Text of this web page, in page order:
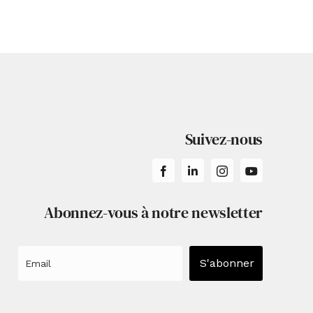
Suivez-nous
Abonnez-vous à notre newsletter
S'abonner